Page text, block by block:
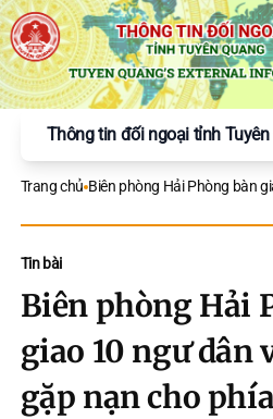
Thông tin đối ngoại tỉnh Tuyên
Trang chủ Biên phòng Hải Phòng bàn
Tin bài
Biên phòng Hải
giao 10 ngư dân
gặp nạn cho